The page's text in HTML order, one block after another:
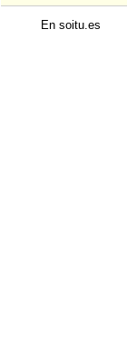
En soitu.es